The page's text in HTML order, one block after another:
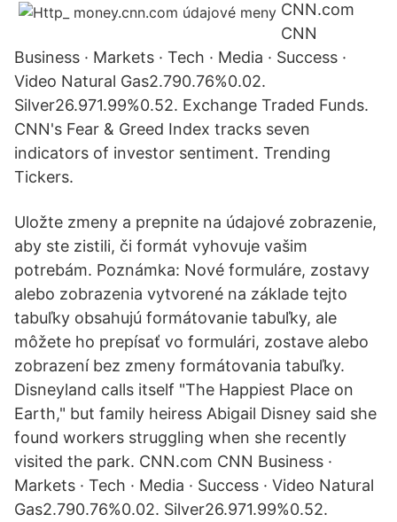
CNN.com
CNN
Business · Markets · Tech · Media · Success ·
Video Natural Gas2.790.76%0.02.
Silver26.971.99%0.52. Exchange Traded Funds.
CNN's Fear & Greed Index tracks seven
indicators of investor sentiment. Trending
Tickers.
Uložte zmeny a prepnite na údajové zobrazenie,
aby ste zistili, či formát vyhovuje vašim
potrebám. Poznámka: Nové formuláre, zostavy
alebo zobrazenia vytvorené na základe tejto
tabuľky obsahujú formátovanie tabuľky, ale
môžete ho prepísať vo formulári, zostave alebo
zobrazení bez zmeny formátovania tabuľky.
Disneyland calls itself "The Happiest Place on
Earth," but family heiress Abigail Disney said she
found workers struggling when she recently
visited the park. CNN.com CNN Business ·
Markets · Tech · Media · Success · Video Natural
Gas2.790.76%0.02. Silver26.971.99%0.52.